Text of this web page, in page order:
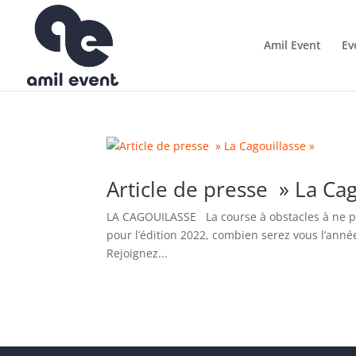
Amil Event
Article de presse » La
LA CAGOUILASSE La course à obstacles à
pour l’édition 2022, combien serez vous l’année
Rejoignez...